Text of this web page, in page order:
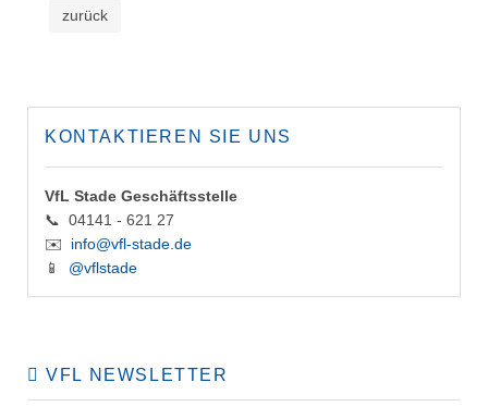
zurück
KONTAKTIEREN SIE UNS
VfL Stade Geschäftsstelle
📞 04141 - 621 27
✉️ info@vfl-stade.de
📱 @vflstade
VFL NEWSLETTER